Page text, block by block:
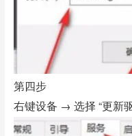
第四步
右键设备 → 选择 “更新